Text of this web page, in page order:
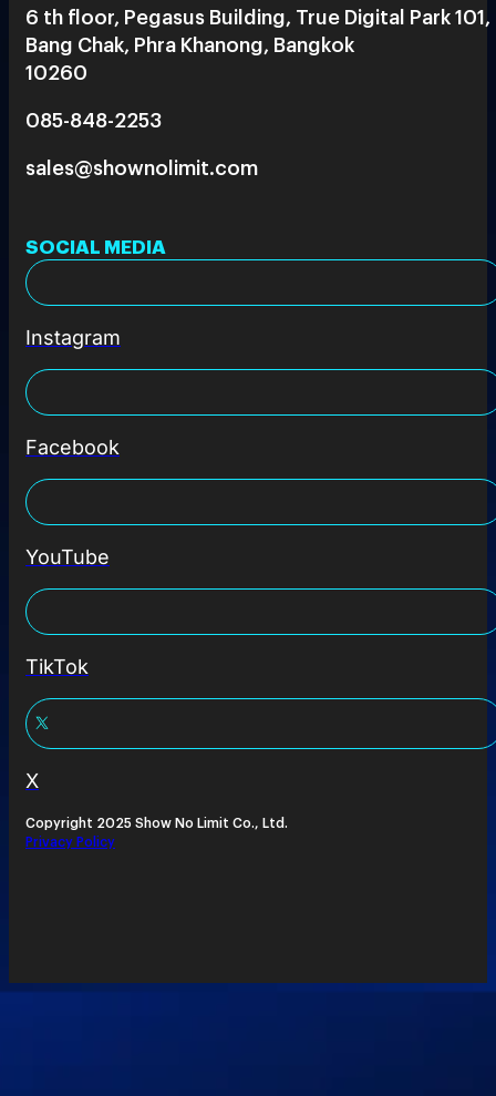
6 th floor, Pegasus Building, True Digital Park 101,
Bang Chak, Phra Khanong, Bangkok
10260
085-848-2253
sales@shownolimit.com
SOCIAL MEDIA
Instagram
Facebook
YouTube
TikTok
X
Copyright 2025 Show No Limit Co., Ltd.
Privacy Policy